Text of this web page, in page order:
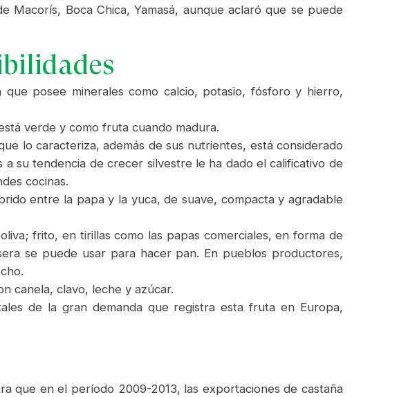
Macorís, Boca Chica, Yamasá, aunque aclaró que se puede
posee minerales como calcio, potasio, fósforo y hierro,
verde y como fruta cuando madura.
lo caracteriza, además de sus nutrientes, está considerado
su tendencia de crecer silvestre le ha dado el calificativo de
cocinas.
entre la papa y la yuca, de suave, compacta y agradable
frito, en tirillas como las papas comerciales, en forma de
se puede usar para hacer pan. En pueblos productores,
canela, clavo, leche y azúcar.
de la gran demanda que registra esta fruta en Europa,
que en el período 2009-2013, las exportaciones de castaña